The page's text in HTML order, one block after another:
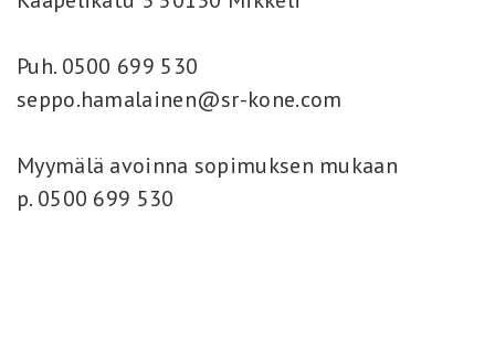
Puh. 0500 699 530
seppo.hamalainen@sr-kone.com
Myymälä avoinna sopimuksen mukaan
p. 0500 699 530